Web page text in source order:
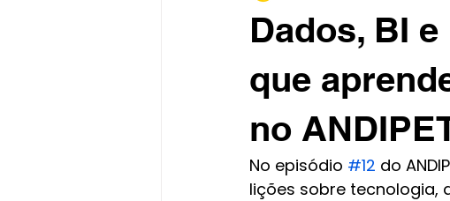
Dados, BI
que
no
No episódio #12 do
lições sobre tecnologia,